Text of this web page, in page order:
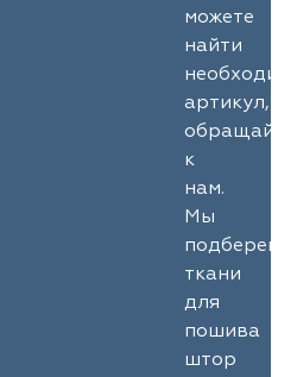
можете
найти
артикул,
к
нам.
Мы
подберем
ткани
для
пошива
штор